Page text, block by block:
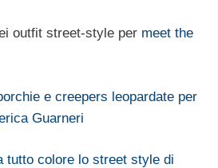
outfit street-style per meet the
e creepers leopardate per
Guarneri
tutto colore lo street style di